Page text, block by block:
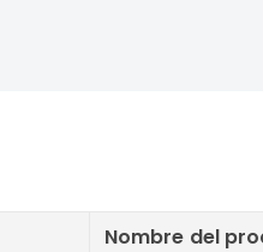
Nombre del